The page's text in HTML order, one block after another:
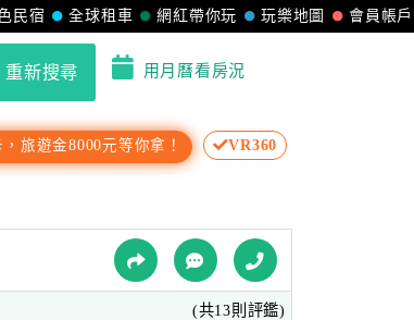
會員帳戶
玩樂地圖
網紅帶你玩
全球租車
民宿
重新搜尋 用月曆看房況
旅遊金8000元等你拿！ VR360
(共13則評鑑)